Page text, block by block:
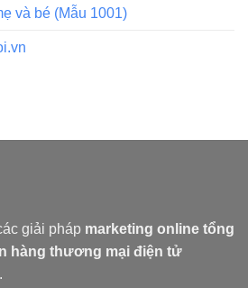
và bé (Mẫu 1001)
giải pháp marketing online tổng
hàng thương mại điện tử